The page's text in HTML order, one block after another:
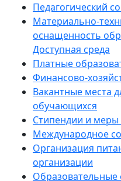
Педагогический
Материально-
оснащенность
Доступная среда
Платные
Финансово-
Вакантные места
обучающихся
Стипендии и
Международное
Организация
организации
Образовательные